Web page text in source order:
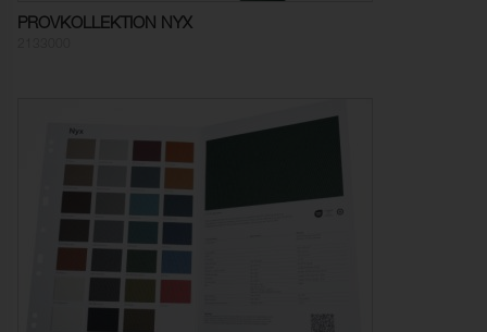
Färghärdighet mot
Tålighet hos ytfinish mot
sprickbildning i kallt
tillstånd:
Sömskridning Varp:
Dragbrottsgräns Varp:
PROVKOLLEKTION NYX